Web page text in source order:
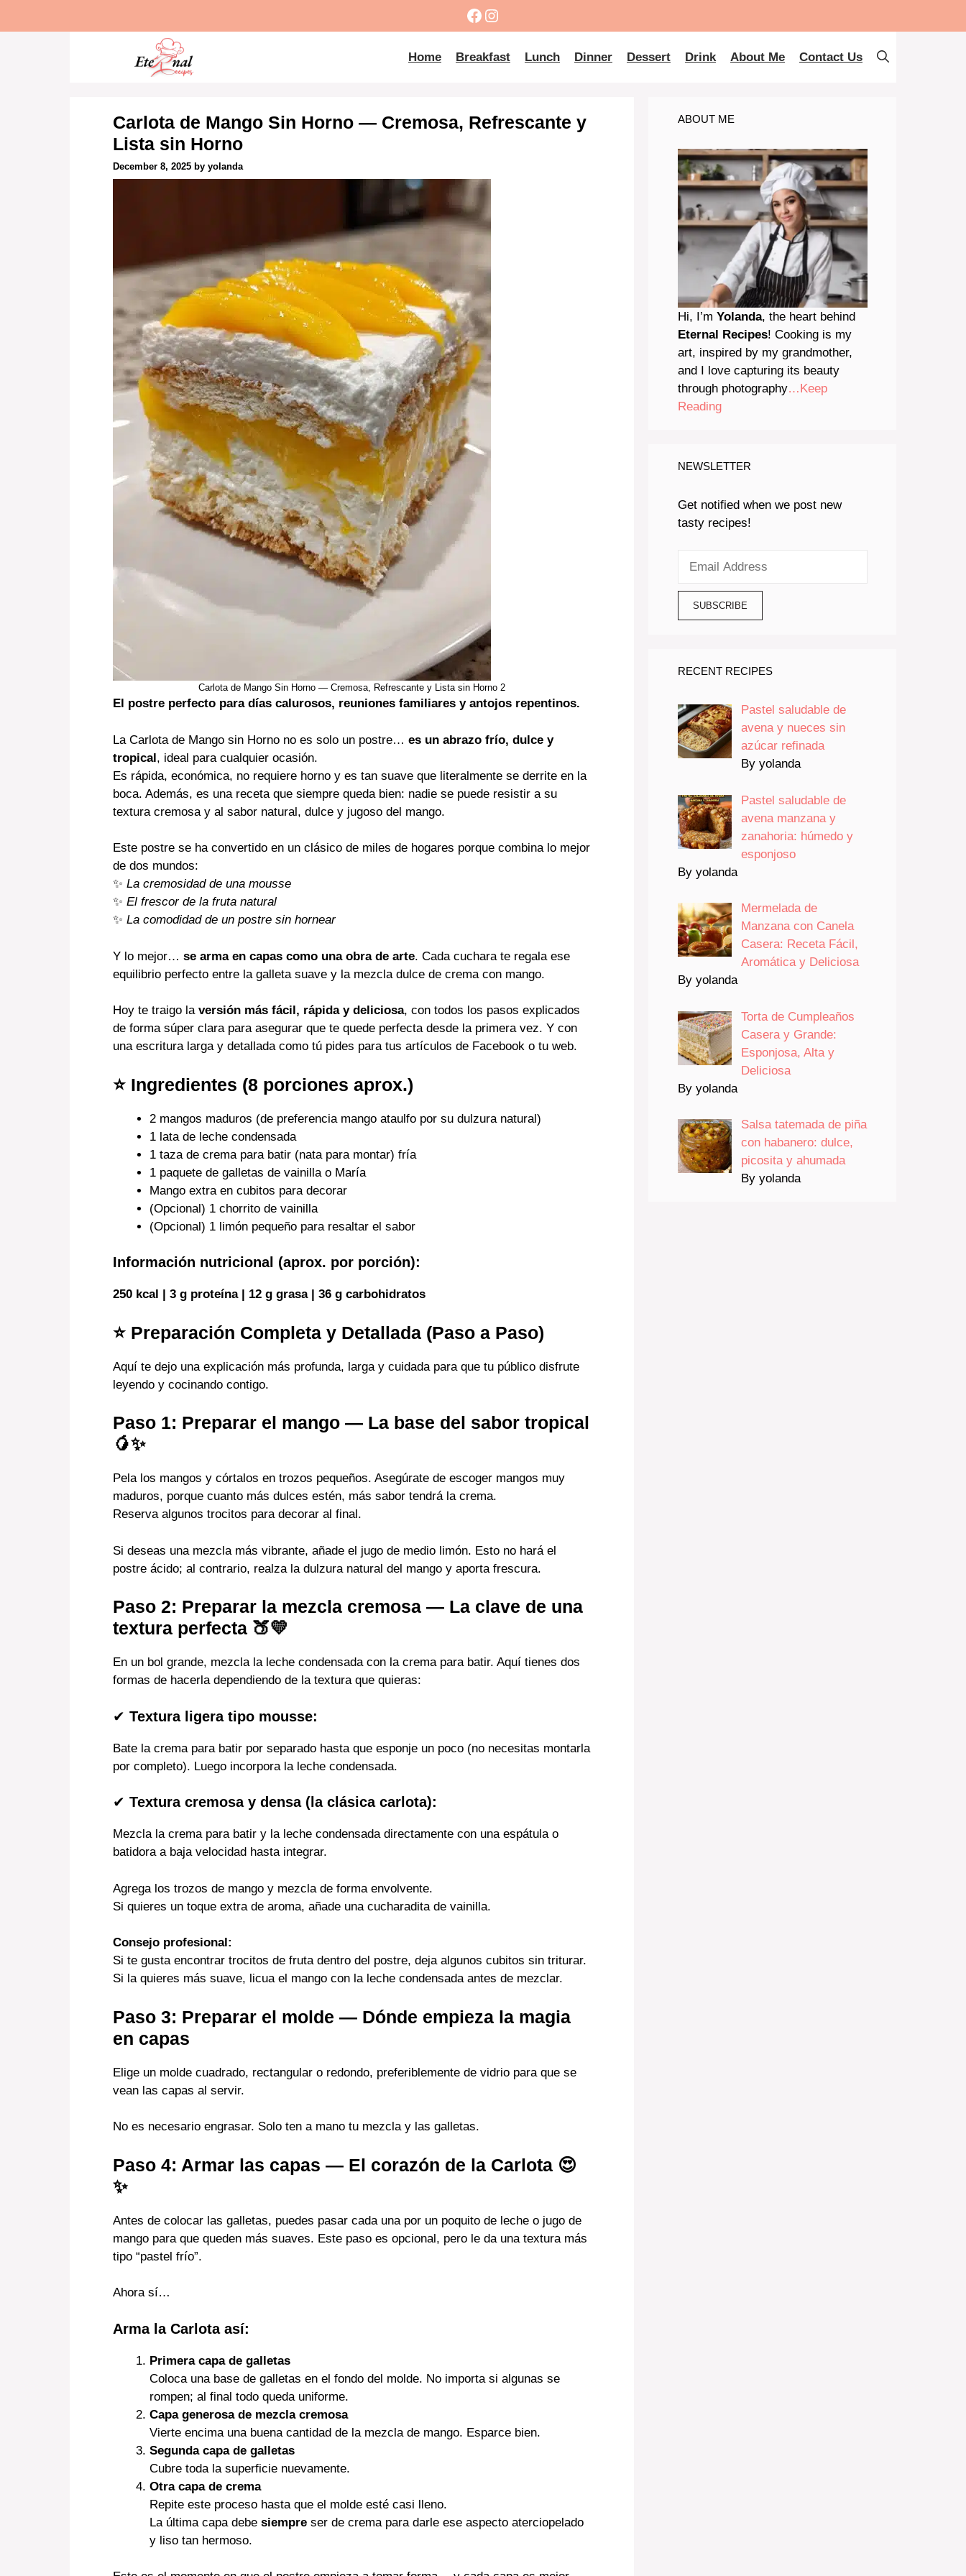
Facebook
Instagram
Home Breakfast Lunch Dinner Dessert Drink About Me Contact Us
Carlota de Mango Sin Horno — Cremosa, Refrescante y
Lista sin Horno
December 8, 2025 by yolanda
Carlota de Mango Sin Horno — Cremosa, Refrescante y Lista sin Horno 2
El postre perfecto para días calurosos, reuniones familiares y antojos repentinos.
La Carlota de Mango sin Horno no es solo un postre… es un abrazo frío, dulce y
tropical, ideal para cualquier ocasión.
Es rápida, económica, no requiere horno y es tan suave que literalmente se derrite en la
boca. Además, es una receta que siempre queda bien: nadie se puede resistir a su
textura cremosa y al sabor natural, dulce y jugoso del mango.
Este postre se ha convertido en un clásico de miles de hogares porque combina lo mejor
de dos mundos:
✨ La cremosidad de una mousse
✨ El frescor de la fruta natural
✨ La comodidad de un postre sin hornear
Y lo mejor… se arma en capas como una obra de arte. Cada cuchara te regala ese
equilibrio perfecto entre la galleta suave y la mezcla dulce de crema con mango.
Hoy te traigo la versión más fácil, rápida y deliciosa, con todos los pasos explicados
de forma súper clara para asegurar que te quede perfecta desde la primera vez. Y con
una escritura larga y detallada como tú pides para tus artículos de Facebook o tu web.
⭐ Ingredientes (8 porciones aprox.)
2 mangos maduros (de preferencia mango ataulfo por su dulzura natural)
1 lata de leche condensada
1 taza de crema para batir (nata para montar) fría
1 paquete de galletas de vainilla o María
Mango extra en cubitos para decorar
(Opcional) 1 chorrito de vainilla
(Opcional) 1 limón pequeño para resaltar el sabor
Información nutricional (aprox. por porción):
250 kcal | 3 g proteína | 12 g grasa | 36 g carbohidratos
⭐ Preparación Completa y Detallada (Paso a Paso)
Aquí te dejo una explicación más profunda, larga y cuidada para que tu público disfrute
leyendo y cocinando contigo.
Paso 1: Preparar el mango — La base del sabor tropical
🥭✨
Pela los mangos y córtalos en trozos pequeños. Asegúrate de escoger mangos muy
maduros, porque cuanto más dulces estén, más sabor tendrá la crema.
Reserva algunos trocitos para decorar al final.
Si deseas una mezcla más vibrante, añade el jugo de medio limón. Esto no hará el
postre ácido; al contrario, realza la dulzura natural del mango y aporta frescura.
Paso 2: Preparar la mezcla cremosa — La clave de una
textura perfecta 🍑💛
En un bol grande, mezcla la leche condensada con la crema para batir. Aquí tienes dos
formas de hacerla dependiendo de la textura que quieras:
✔ Textura ligera tipo mousse:
Bate la crema para batir por separado hasta que esponje un poco (no necesitas montarla
por completo). Luego incorpora la leche condensada.
✔ Textura cremosa y densa (la clásica carlota):
Mezcla la crema para batir y la leche condensada directamente con una espátula o
batidora a baja velocidad hasta integrar.
Agrega los trozos de mango y mezcla de forma envolvente.
Si quieres un toque extra de aroma, añade una cucharadita de vainilla.
Consejo profesional:
Si te gusta encontrar trocitos de fruta dentro del postre, deja algunos cubitos sin triturar.
Si la quieres más suave, licua el mango con la leche condensada antes de mezclar.
Paso 3: Preparar el molde — Dónde empieza la magia
en capas
Elige un molde cuadrado, rectangular o redondo, preferiblemente de vidrio para que se
vean las capas al servir.
No es necesario engrasar. Solo ten a mano tu mezcla y las galletas.
Paso 4: Armar las capas — El corazón de la Carlota 😍
✨
Antes de colocar las galletas, puedes pasar cada una por un poquito de leche o jugo de
mango para que queden más suaves. Este paso es opcional, pero le da una textura más
tipo “pastel frío”.
Ahora sí…
Arma la Carlota así:
Primera capa de galletas
Coloca una base de galletas en el fondo del molde. No importa si algunas se
rompen; al final todo queda uniforme.
Capa generosa de mezcla cremosa
Vierte encima una buena cantidad de la mezcla de mango. Esparce bien.
Segunda capa de galletas
Cubre toda la superficie nuevamente.
Otra capa de crema
Repite este proceso hasta que el molde esté casi lleno.
La última capa debe siempre ser de crema para darle ese aspecto aterciopelado
y liso tan hermoso.
ABOUT ME
Hi, I’m Yolanda, the heart behind
Eternal Recipes! Cooking is my
art, inspired by my grandmother,
and I love capturing its beauty
through photography…Keep
Reading
NEWSLETTER
Get notified when we post new
tasty recipes!
RECENT RECIPES
Pastel saludable de
avena y nueces sin
azúcar refinada
By yolanda
Pastel saludable de
avena manzana y
zanahoria: húmedo y
esponjoso
By yolanda
Mermelada de
Manzana con Canela
Casera: Receta Fácil,
Aromática y Deliciosa
By yolanda
Torta de Cumpleaños
Casera y Grande:
Esponjosa, Alta y
Deliciosa
By yolanda
Salsa tatemada de piña
con habanero: dulce,
picosita y ahumada
By yolanda